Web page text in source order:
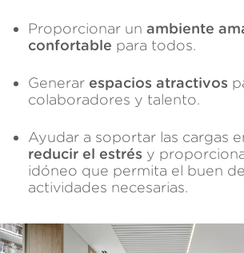
Proporcionar un ambiente
confortable para todos.
Generar espacios atractivos
colaboradores y talento.
Ayudar a soportar las cargas
reducir el estrés y
idóneo que permita el buen
actividades necesarias.